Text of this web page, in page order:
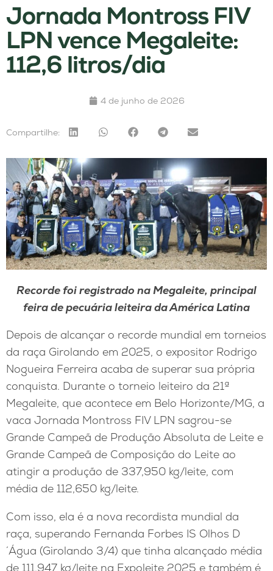
Jornada Montross FIV
LPN vence Megaleite:
112,6 litros/dia
4 de junho de 2026
Compartilhe:
Recorde foi registrado na Megaleite, principal
feira de pecuária leiteira da América Latina
Depois de alcançar o recorde mundial em torneios
da raça Girolando em 2025, o expositor Rodrigo
Nogueira Ferreira acaba de superar sua própria
conquista. Durante o torneio leiteiro da 21ª
Megaleite, que acontece em Belo Horizonte/MG, a
vaca Jornada Montross FIV LPN sagrou-se
Grande Campeã de Produção Absoluta de Leite e
Grande Campeã de Composição do Leite ao
atingir a produção de 337,950 kg/leite, com
média de 112,650 kg/leite.
Com isso, ela é a nova recordista mundial da
raça, superando Fernanda Forbes IS Olhos D
´Água (Girolando 3/4) que tinha alcançado média
de 111,947 kg/leite na Expoleite 2025 e também é